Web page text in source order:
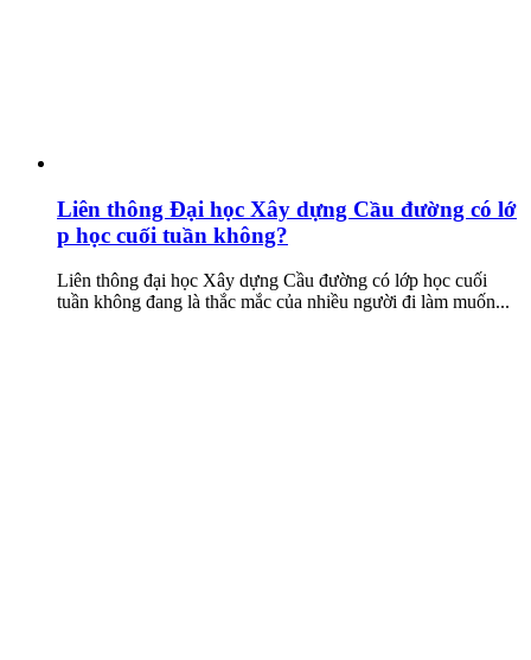
Liên thông Đại học Xây dựng Cầu đường có lớ
p học cuối tuần không?
Liên thông đại học Xây dựng Cầu đường có lớp học cuối
tuần không đang là thắc mắc của nhiều người đi làm muốn...